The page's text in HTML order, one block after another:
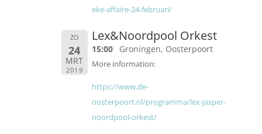
eke-affaire-24-februari/
ZO
24
MRT
2019
Lex&Noordpool Orkest
15:00 Groningen, Oosterpoort
More information:
https://www.de-
oosterpoort.nl/programma/lex-jasper-
noordpool-orkest/